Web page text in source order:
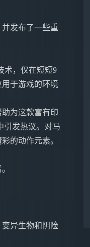
发布了一些重
术，仅在短短9
于游戏的环境
为这款富有印
引发热议。对马
的动作元素。
异生物和阴险